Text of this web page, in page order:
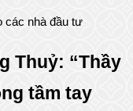
các nhà đầu tư
Thuỷ: “Thầy
tầm tay